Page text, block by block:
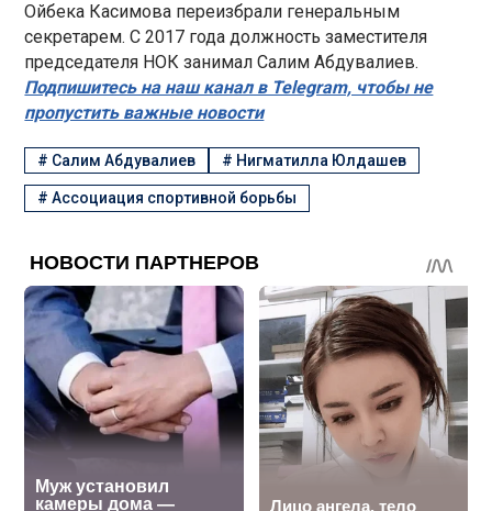
Ойбека Касимова переизбрали генеральным
секретарем. С 2017 года должность заместителя
председателя НОК занимал Салим Абдувалиев.
Подпишитесь на наш канал в Telegram, чтобы не
пропустить важные новости
# Салим Абдувалиев # Нигматилла Юлдашев
#Ассоциация спортивной борьбы